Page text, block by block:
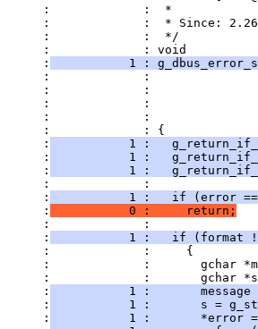
:             :  *
:             :  * Since: 2.26
:             :  */
:             : void
:
1 :
:             :
:             :
:             :
:             :
:             : {
:
1 :
:
1 :
:
1 :
:             :
:
1 :   if (error
:
           0 :     return;
:             :
:
1 :   if (format
:             :     {
:             :       gchar
:             :       gchar
:
1 :       message
:
1 :       s =
:
1 :       *error